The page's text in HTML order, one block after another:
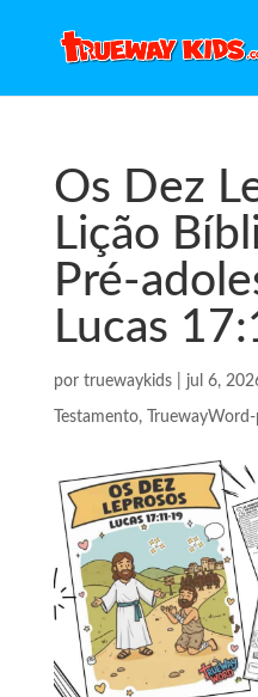
Os Dez
Lição
Pré-
Lucas
por truewaykids| jul 6,
Testamento,